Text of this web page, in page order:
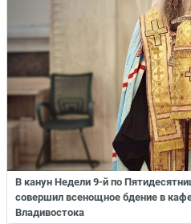
В канун Недели 9-й по
совершил всенощное бдение в
Владивостока